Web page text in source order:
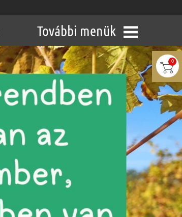
0
További menük